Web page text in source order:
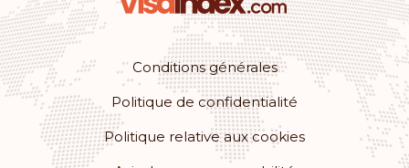
Conditions générales
Politique de confidentialité
Politique relative aux cookies